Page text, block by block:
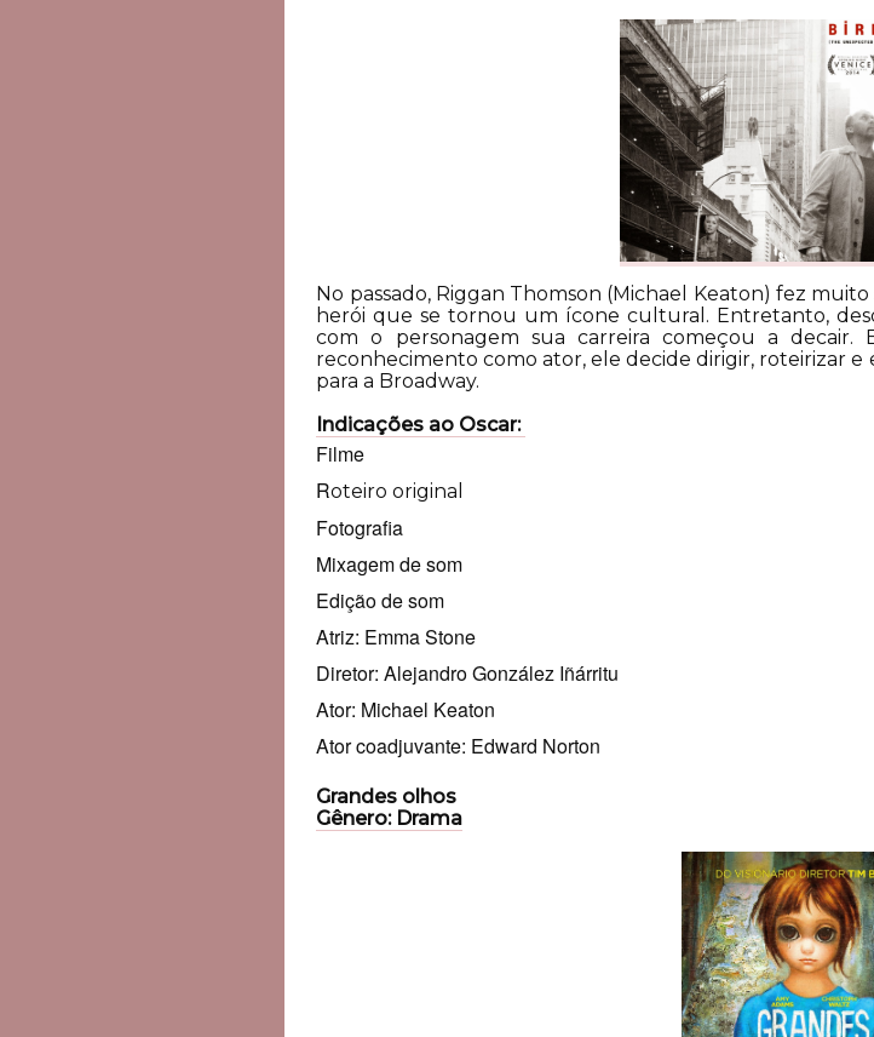
No passado, Riggan Thomson (Michael Keaton) fez
herói que se tornou um ícone cultural. Entretanto,
com o personagem sua carreira começou a
reconhecimento como ator, ele decide dirigir, roteirizar
para a Broadway.
Indicações ao Oscar:
Filme
Roteiro original
Fotografia
Mixagem de som
Edição de som
Atriz: Emma Stone
Diretor: Alejandro González Iñárritu
Ator: Michael Keaton
Ator coadjuvante: Edward Norton
Grandes olhos
Gênero: Drama